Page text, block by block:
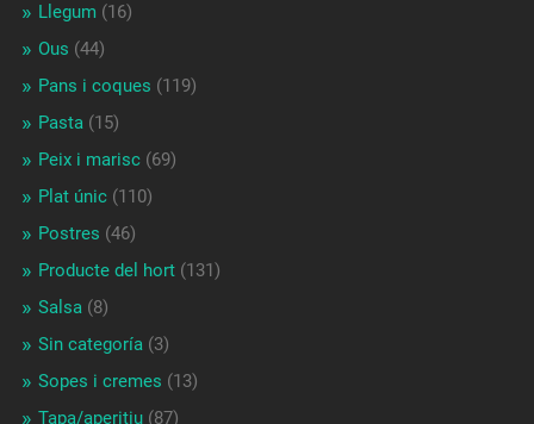
Llegum (16)
Ous (44)
Pans i coques (119)
Pasta(15)
Peix i marisc(69)
Plat únic(110)
Postres (46)
Producte del hort(131)
Salsa(8)
Sin categoría(3)
Sopes i cremes (13)
Tapa/aperitiu(87)